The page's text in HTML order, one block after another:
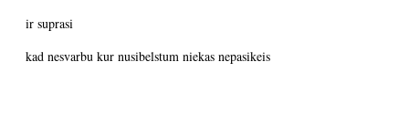
ir suprasi
kad nesvarbu kur nusibelstum niekas nepasikeis